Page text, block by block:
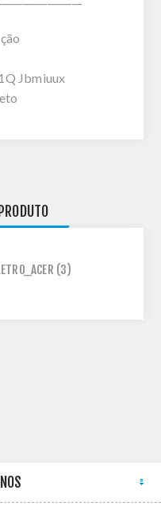
Jbmiuux
(3)